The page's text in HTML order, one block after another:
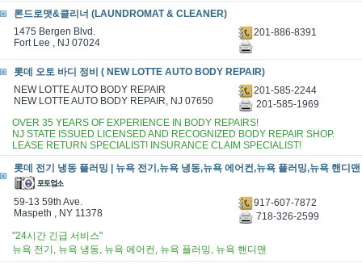
론드로맷&클리너 (LAUNDROMAT & CLEANER)
1475 Bergen Blvd.
Fort Lee , NJ 07024
201-886-8391
롯데 오토 바디 정비 ( NEW LOTTE AUTO BODY REPAIR)
NEW LOTTE AUTO BODY REPAIR
NEW LOTTE AUTO BODY REPAIR, NJ 07650
201-585-2244
201-585-1969
OVER 35 YEARS OF EXPERIENCE IN BODY REPAIRS!
NJ STATE ISSUED LICENSED AND RECOGNIZED BODY REPAIR SHOP.
LEASE RETURN SPECIALIST! INSURANCE CLAIM SPECIALIST!
롯데 전기 냉동 플러밍 | 뉴욕 전기,뉴욕 냉동,뉴욕 에어컨,뉴욕 플러밍,뉴욕 핸디
59-13 59th Ave.
Maspeth , NY 11378
917-607-7872
718-326-2599
"24시간 긴급 서비스"
뉴욕 전기, 뉴욕 냉동, 뉴욕 에어컨, 뉴욕 플러밍, 뉴욕 핸디맨